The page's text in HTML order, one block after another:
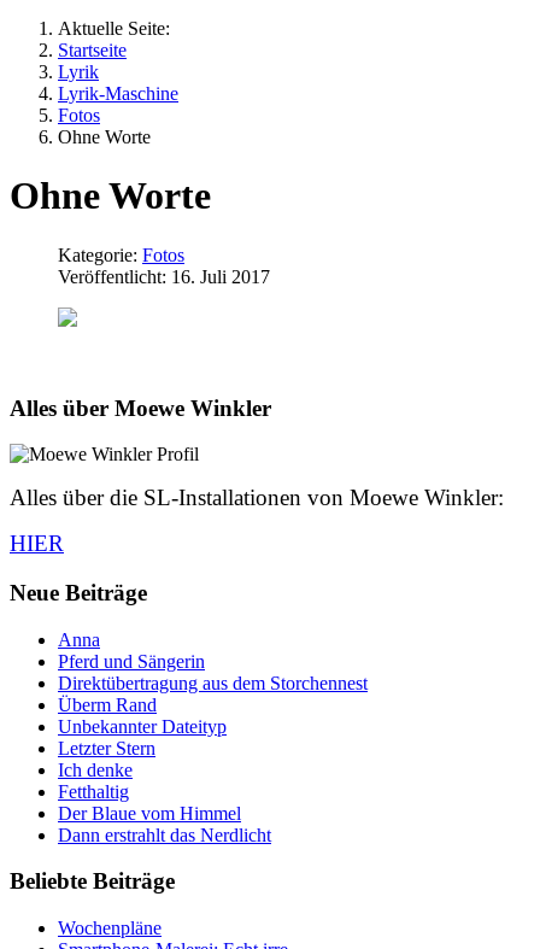
Aktuelle Seite:
Startseite
Lyrik
Lyrik-Maschine
Fotos
Ohne Worte
Ohne Worte
Kategorie: Fotos
Veröffentlicht: 16. Juli 2017
Alles über Moewe Winkler
Alles über die SL-Installationen von Moewe Winkler:
HIER
Neue Beiträge
Anna
Pferd und Sängerin
Direktübertragung aus dem Storchennest
Überm Rand
Unbekannter Dateityp
Letzter Stern
Ich denke
Fetthaltig
Der Blaue vom Himmel
Dann erstrahlt das Nerdlicht
Beliebte Beiträge
Wochenpläne